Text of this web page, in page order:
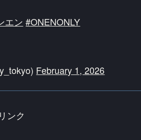
エン #ONENONLY
February 1, 2026
ンク